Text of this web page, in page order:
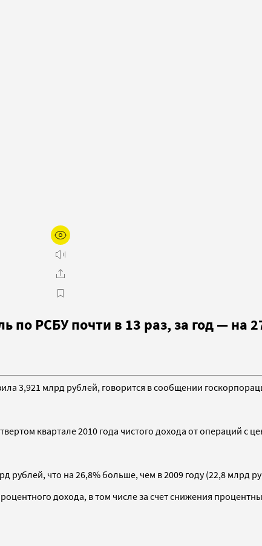
по РСБУ почти в 13 раз, за год — на
3,921 млрд рублей, говорится в сообщении
квартале 2010 года чистого дохода от операций с
что на 26,8% больше, чем в 2009 году (22,8 млрд
дохода, в том числе за счет снижения